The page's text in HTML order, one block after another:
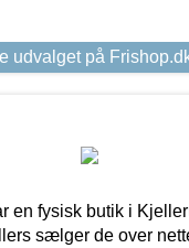
udvalget på
en fysisk butik i
sælger de over